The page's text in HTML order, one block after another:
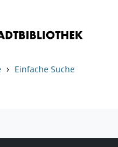
› Einfache Suche